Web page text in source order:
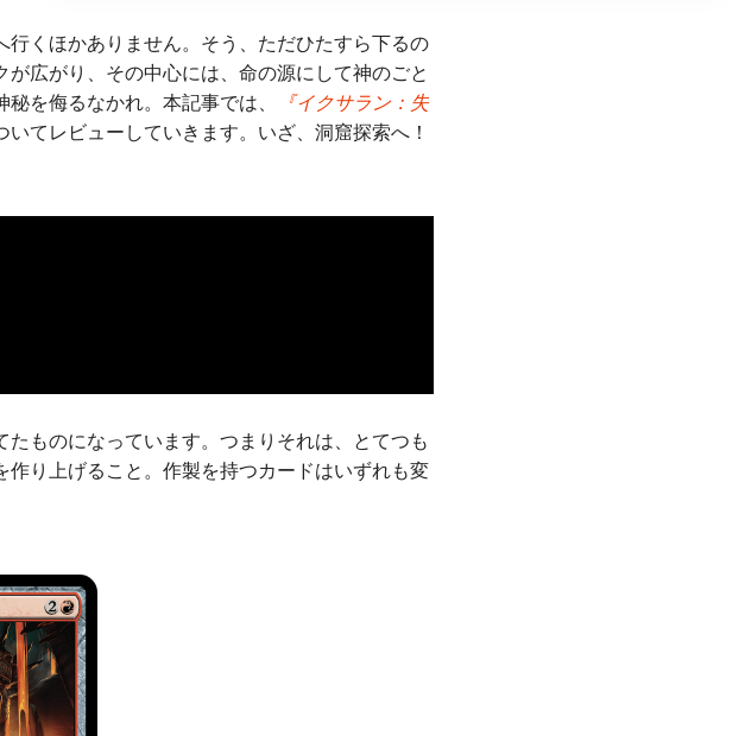
くほかありません。そう、ただひたすら下るの
広がり、その中心には、命の源にして神のごと
を侮るなかれ。本記事では、
『イクサラン：失
てレビューしていきます。いざ、洞窟探索へ！
ものになっています。つまりそれは、とてつも
り上げること。作製を持つカードはいずれも変